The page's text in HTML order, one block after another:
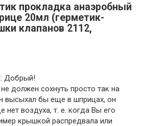
прокладка анаэробный
20мл (герметик-
клапанов 2112,
: Добрый!
должен сохнуть просто так на
высыхал бы еще в шприцах, он
нет воздуха, т. е. когда Вы его
крышкой распредвала или